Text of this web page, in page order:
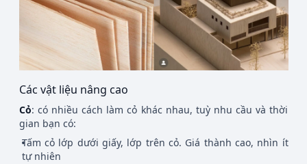
Các vật liệu nâng cao
Cỏ: có nhiều cách làm cỏ khác nhau, tuỳ nhu cầu và thời
gian bạn có:
Tấm cỏ lớp dưới giấy, lớp trên cỏ. Giá thành cao, nhìn ít
tự nhiên